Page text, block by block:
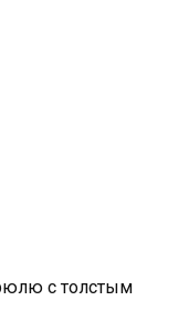
с толстым